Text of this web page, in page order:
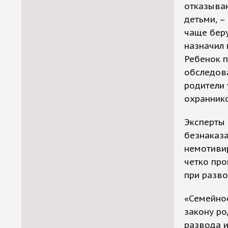
детьми,
чаще
Ребенок
четко
при
закону
развода